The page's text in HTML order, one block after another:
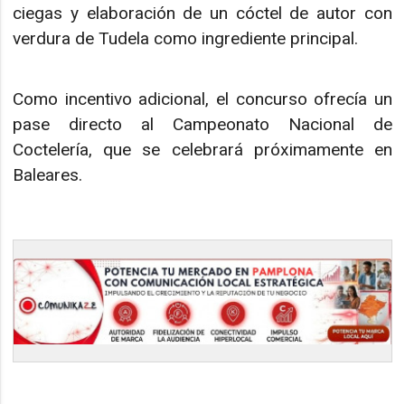
ciegas y elaboración de un cóctel de autor con
verdura de Tudela como ingrediente principal.
Como incentivo adicional, el concurso ofrecía un
pase directo al Campeonato Nacional de
Coctelería, que se celebrará próximamente en
Baleares.